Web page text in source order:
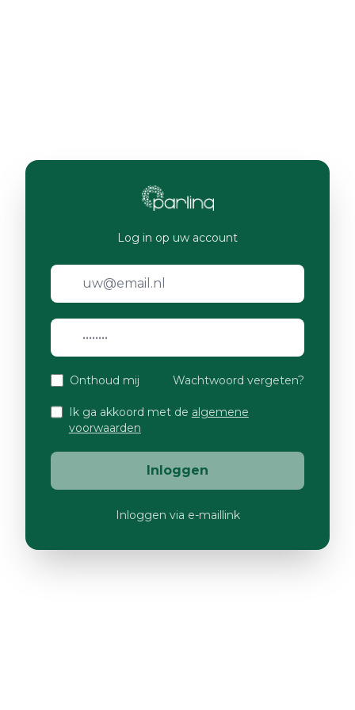
Log in op uw account
Onthoud mij Wachtwoord vergeten?
Ik ga akkoord met de algemene
voorwaarden
Inloggen
Inloggen via e-maillink